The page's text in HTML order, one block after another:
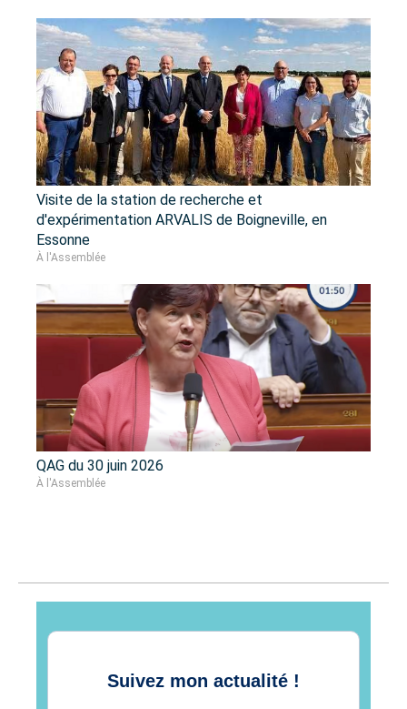
Visite de la station de recherche et
d'expérimentation ARVALIS de Boigneville, en
Essonne
À l'Assemblée
QAG du 30 juin 2026
À l'Assemblée
Suivez mon actualité !